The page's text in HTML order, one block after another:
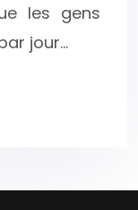
les gens
jour…